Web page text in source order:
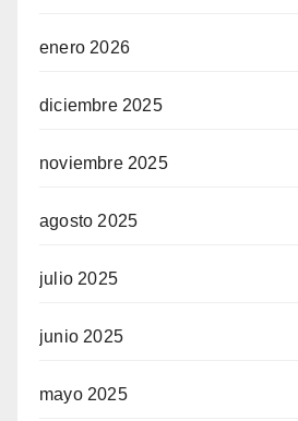
enero 2026
diciembre 2025
noviembre 2025
agosto 2025
julio 2025
junio 2025
mayo 2025